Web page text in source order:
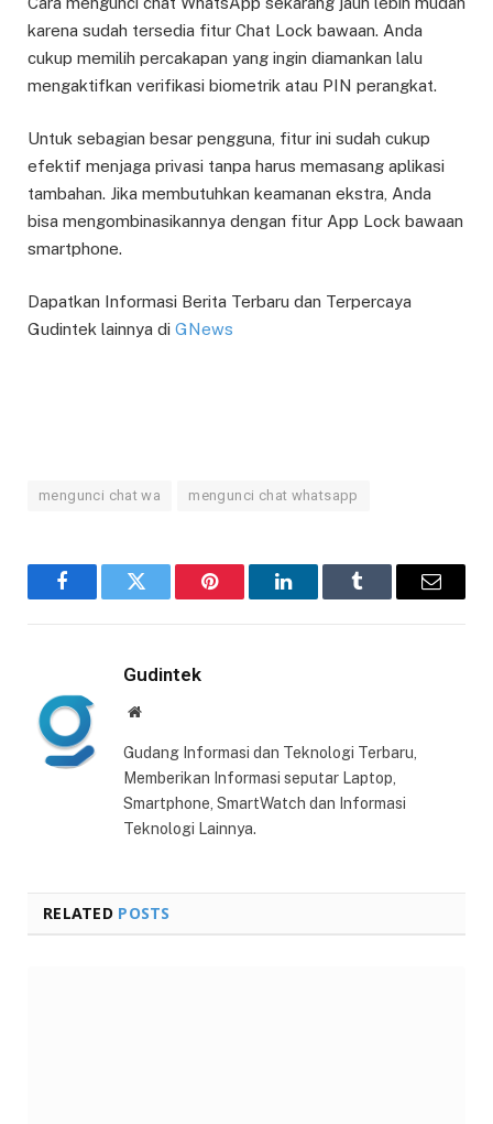
karena sudah tersedia fitur Chat Lock bawaan. Anda
cukup memilih percakapan yang ingin diamankan lalu
mengaktifkan verifikasi biometrik atau PIN perangkat.
Untuk sebagian besar pengguna, fitur ini sudah cukup
efektif menjaga privasi tanpa harus memasang aplikasi
tambahan. Jika membutuhkan keamanan ekstra, Anda
bisa mengombinasikannya dengan fitur App Lock bawaan
smartphone.
Dapatkan Informasi Berita Terbaru dan Terpercaya
Gudintek lainnya di GNews
mengunci chat wa mengunci chat whatsapp
FacebookTwitter Pinterest LinkedInTumblr Email
Gudintek
Website
Gudang Informasi dan Teknologi Terbaru,
Memberikan Informasi seputar Laptop,
Smartphone, SmartWatch dan Informasi
Teknologi Lainnya.
RELATED POSTS